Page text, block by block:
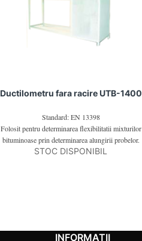
Ductilometru fara racire UTB-1400
Standard: EN 13398
Folosit pentru determinarea flexibilitatii mixturilor
bituminoase prin determinarea alungirii probelor.
STOC DISPONIBIL
INFORMAȚII